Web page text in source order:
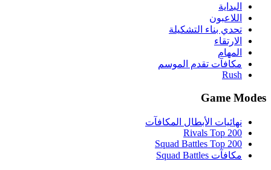
البداية
اللاعبون
تحدي بناء التشكيلة
الارتقاء
المهام
مكافآت تقدم الموسم
Rush
Game Modes
نهائيات الأبطال المكافآت
Rivals Top 200
Squad Battles Top 200
مكافآت Squad Battles